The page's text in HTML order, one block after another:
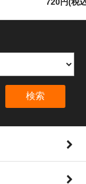
720円(税
検索